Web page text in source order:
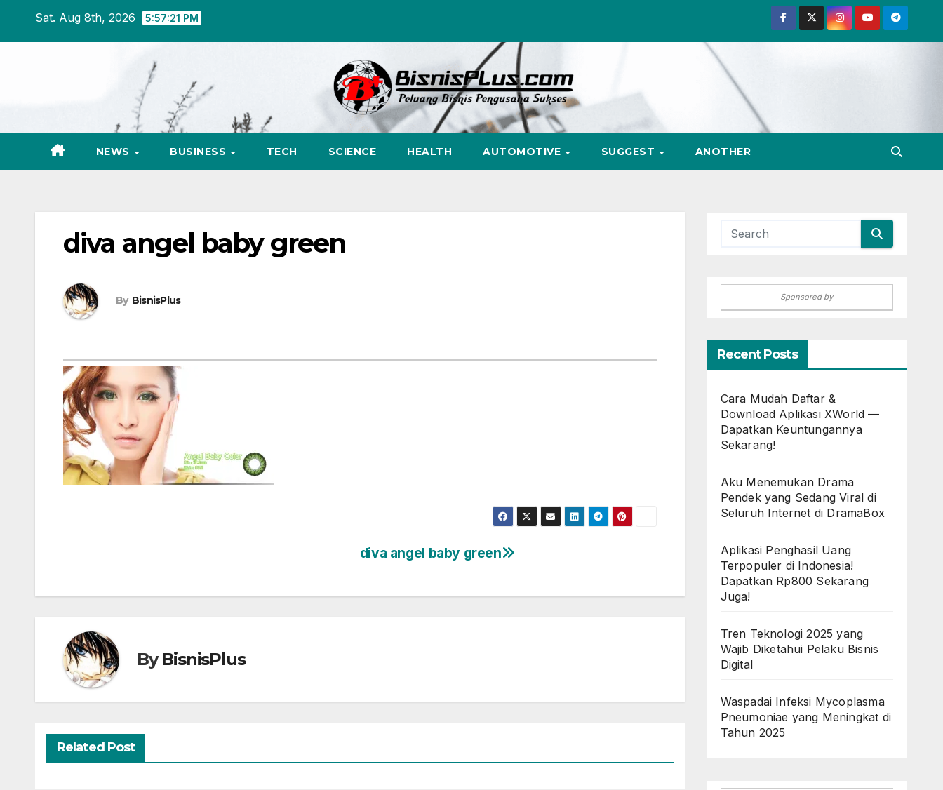
Sat. Aug 8th, 2026 5:57:21 PM
NEWS BUSINESS TECH SCIENCE HEALTH AUTOMOTIVE SUGGEST ANOTHER
diva angel baby green
By BisnisPlus
diva angel baby green
ByBisnisPlus
Related Post
Sponsored by
Recent Posts
Cara Mudah Daftar &
Download Aplikasi XWorld —
Dapatkan Keuntungannya
Sekarang!
Aku Menemukan Drama
Pendek yang Sedang Viral di
Seluruh Internet di DramaBox
Aplikasi Penghasil Uang
Terpopuler di Indonesia!
Dapatkan Rp800 Sekarang
Juga!
Tren Teknologi 2025 yang
Wajib Diketahui Pelaku Bisnis
Digital
Waspadai Infeksi Mycoplasma
Pneumoniae yang Meningkat di
Tahun 2025